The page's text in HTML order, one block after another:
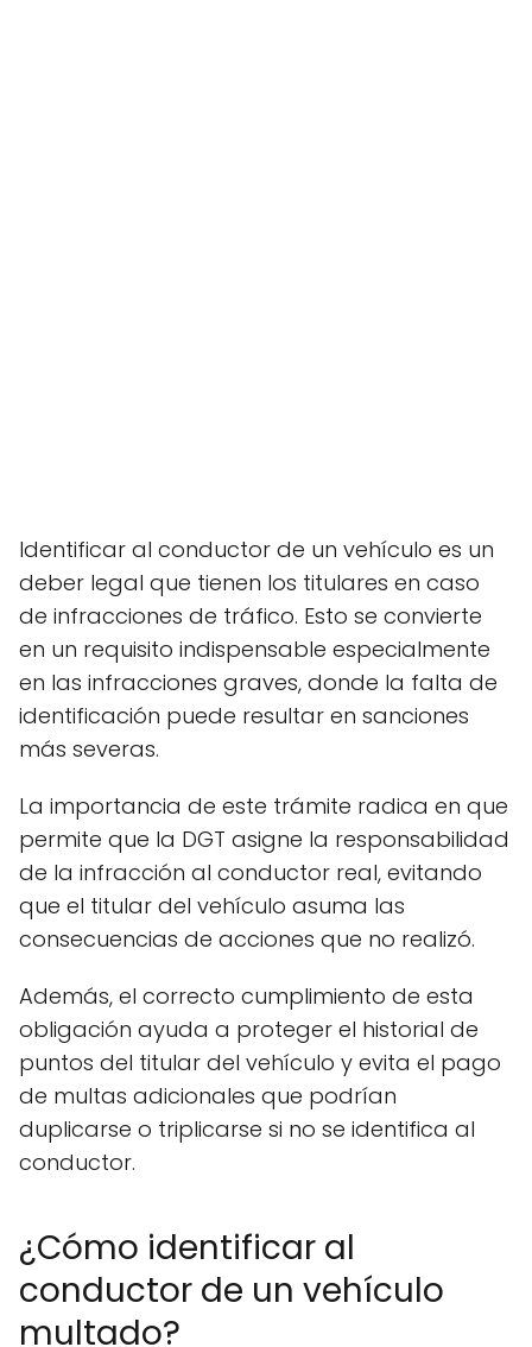
Identificar al conductor de un vehículo es un
deber legal que tienen los titulares en caso
de infracciones de tráfico. Esto se convierte
en un requisito indispensable especialmente
en las infracciones graves, donde la falta de
identificación puede resultar en sanciones
más severas.
La importancia de este trámite radica en que
permite que la DGT asigne la responsabilidad
de la infracción al conductor real, evitando
que el titular del vehículo asuma las
consecuencias de acciones que no realizó.
Además, el correcto cumplimiento de esta
obligación ayuda a proteger el historial de
puntos del titular del vehículo y evita el pago
de multas adicionales que podrían
duplicarse o triplicarse si no se identifica al
conductor.
¿Cómo identificar al
conductor de un vehículo
multado?